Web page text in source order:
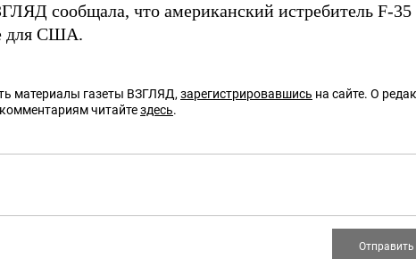
сообщала, что американский истребитель F-35
для США.
материалы газеты ВЗГЛЯД, зарегистрировавшись на сайте. О
читайтездесь.